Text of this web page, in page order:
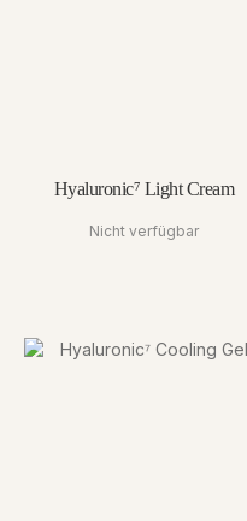
Hyaluronic⁷ Light Cream
Nicht verfügbar